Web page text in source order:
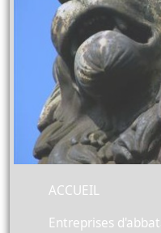
ACCUEIL
Entreprises